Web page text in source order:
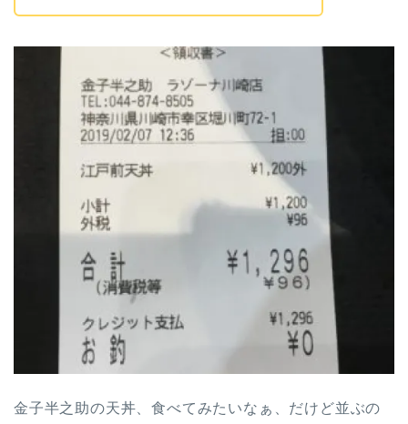
金子半之助の天丼、食べてみたいなぁ、だけど並ぶの